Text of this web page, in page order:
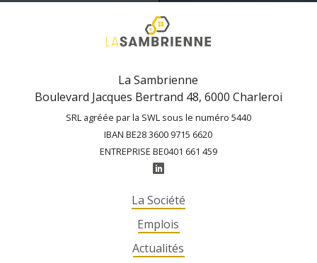
La Sambrienne
Boulevard Jacques Bertrand 48, 6000 Charleroi
SRL agréée par la SWL sous le numéro 5440
IBAN BE28 3600 9715 6620
ENTREPRISE BE0401 661 459
La Société
Emplois
Actualités